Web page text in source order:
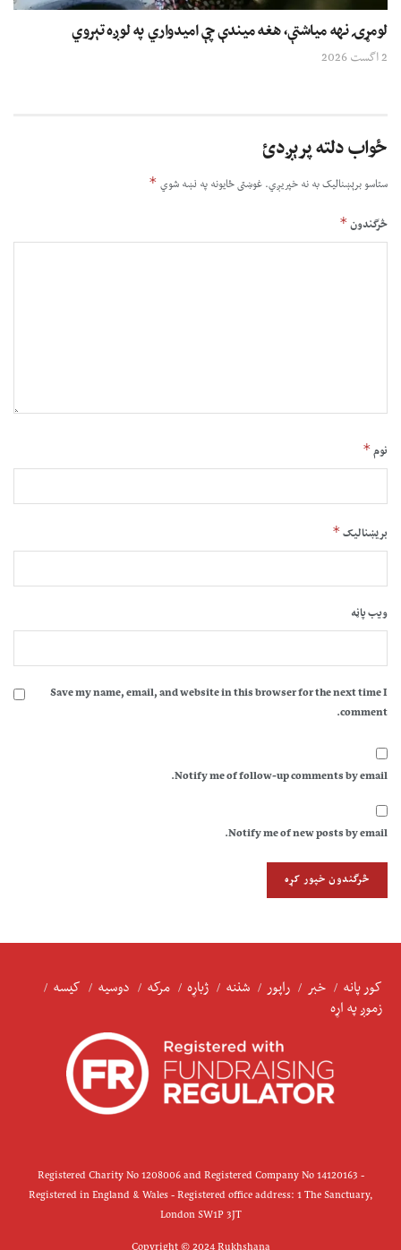
لومړۍ نهه میاشتې، هغه میندې چې امیدواري په لوږه تېروي
2 اگست 2026
ځواب دلته پرېږدئ
ستاسو برېښناليک به نه خپريږي.غوښتى ځایونه په نښه شوي *
څرگندون*
نوم*
بریښنالیک*
ویب پاڼه
Save my name, email, and website in this browser for the next time I
comment.
Notify me of follow-up comments by email.
Notify me of new posts by email.
کور پانه خبر راپور شننه ژباړه مرکه دوسیه
کیسه
زموږ په اړه
Registered Charity No 1208006 and Registered Company No 14120163 -
Registered in England & Wales - Registered office address: 1 The Sanctuary,
London SW1P 3JT